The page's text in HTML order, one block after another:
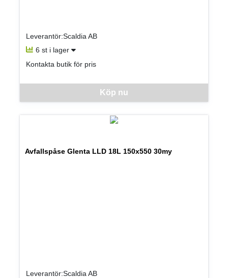
Leverantör:Scaldia AB
6 st i lager
Köp nu
Kontakta butik för pris
Avfallspåse Glenta LLD 18L 150x550 30my
Leverantör:Scaldia AB